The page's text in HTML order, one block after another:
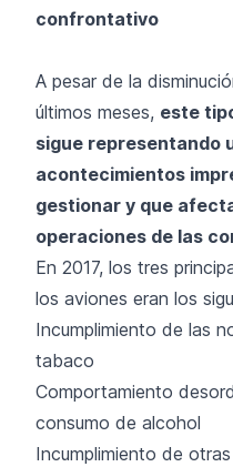
confrontativo
A pesar de la
últimos meses, este
sigue representando
acontecimientos
gestionar y que
operaciones de las
En 2017, los tres
los aviones eran los
Incumplimiento de las
tabaco
Comportamiento
consumo de alcohol
Incumplimiento de